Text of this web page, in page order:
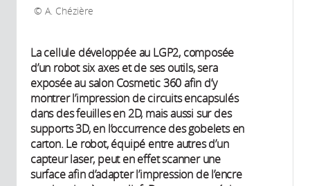
A. Chézière
La cellule développée au LGP2, composée
d’un robot six axes et de ses outils, sera
exposée au salon Cosmetic 360 afin d’y
montrer l’impression de circuits encapsulés
dans des feuilles en 2D, mais aussi sur des
supports 3D, en l’occurrence des gobelets en
carton. Le robot, équipé entre autres d’un
capteur laser, peut en effet scanner une
surface afin d’adapter l’impression de l’encre